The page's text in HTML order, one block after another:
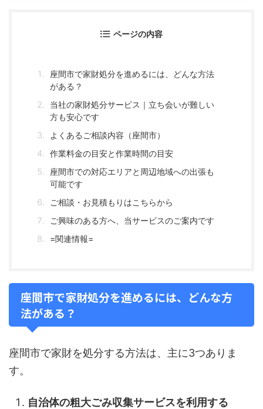
ページの内容
座間市で家財処分を進めるには、どんな方法
がある？
当社の家財処分サービス｜立ち会いが難しい
方も安心です
よくあるご相談内容（座間市）
作業料金の目安と作業時間の目安
座間市での対応エリアと周辺地域への出張も
可能です
ご相談・お見積もりはこちらから
ご興味のある方へ、当サービスのご案内です
=関連情報=
座間市で家財処分を進めるには、どんな方
法がある？
座間市で家財を処分する方法は、主に3つありま
す。
自治体の粗大ごみ収集サービスを利用する